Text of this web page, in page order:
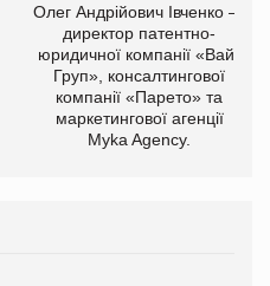
Олег Андрійович Івченко —
директор патентно-
юридичної компанії «Вайз
Груп», консалтингової
компанії «Парето» та
маркетингової агенції
Myka Agency.